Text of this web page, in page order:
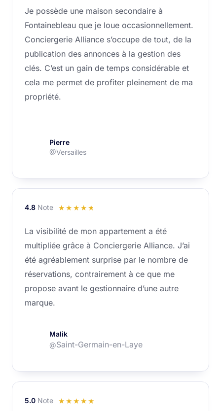
sur
5
Je possède une maison secondaire à
Fontainebleau que je loue occasionnellement.
Conciergerie Alliance s’occupe de tout, de la
publication des annonces à la gestion des
clés. C’est un gain de temps considérable et
cela me permet de profiter pleinement de ma
propriété.
Pierre
@Versailles
4.8 Note ☆ ☆ ☆ ☆ ☆
sur
5
La visibilité de mon appartement a été
multipliée grâce à Conciergerie Alliance. J’ai
été agréablement surprise par le nombre de
réservations, contrairement à ce que me
propose avant le gestionnaire d’une autre
marque.
Malik
@Saint-Germain-en-Laye
5.0 Note ☆ ☆ ☆ ☆ ☆